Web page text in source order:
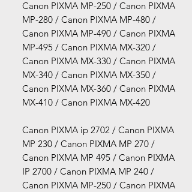
Canon PIXMA MP-250 / Canon PIXMA
MP-280 / Canon PIXMA MP-480 /
Canon PIXMA MP-490 / Canon PIXMA
MP-495 / Canon PIXMA MX-320 /
Canon PIXMA MX-330 / Canon PIXMA
MX-340 / Canon PIXMA MX-350 /
Canon PIXMA MX-360 / Canon PIXMA
MX-410 / Canon PIXMA MX-420
Canon PIXMA ip 2702 / Canon PIXMA
MP 230 / Canon PIXMA MP 270 /
Canon PIXMA MP 495 / Canon PIXMA
IP 2700 / Canon PIXMA MP 240 /
Canon PIXMA MP-250 / Canon PIXMA